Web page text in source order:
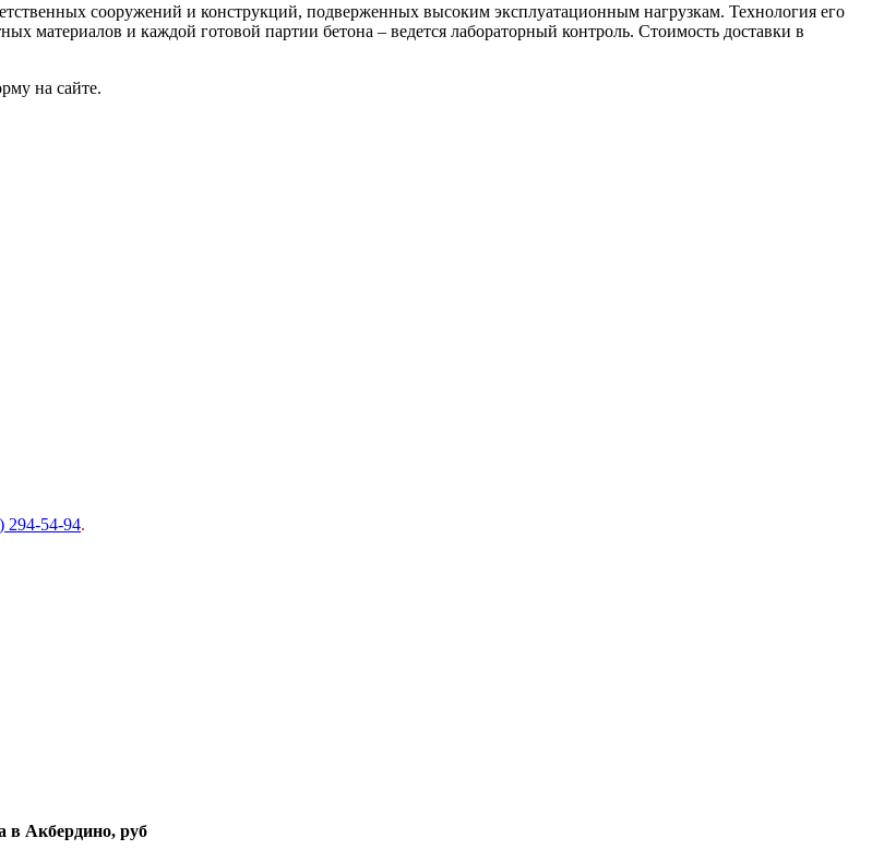
сооружений и конструкций, подверженных высоким эксплуатационным нагрузкам. Технология его
материалов и каждой готовой партии бетона – ведется лабораторный контроль. Стоимость доставки в
на сайте.
294-54-94.
в Акбердино, руб